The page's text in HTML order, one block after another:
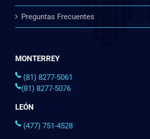
Preguntas Frecuentes
MONTERREY
(81) 8277-5061
(81) 8277-5076
LEÓN
(477) 751-4528